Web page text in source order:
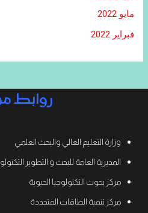
مايو 2022
فبراير 2022
روابط
وزارة التعليم العالي والبحث العلمي
المديرية العامة للبحث و التطوير
مركز بحوث التكنولوجيا الحيوية
مركز تنمية الطاقات المتجددة